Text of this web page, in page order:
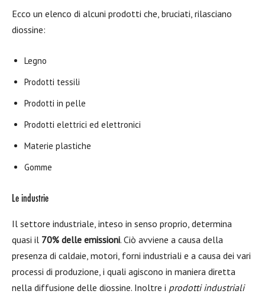
Ecco un elenco di alcuni prodotti che, bruciati, rilasciano
diossine:
Legno
Prodotti tessili
Prodotti in pelle
Prodotti elettrici ed elettronici
Materie plastiche
Gomme
Le industrie
Il settore industriale, inteso in senso proprio, determina
quasi il 70% delle emissioni. Ciò avviene a causa della
presenza di caldaie, motori, forni industriali e a causa dei vari
processi di produzione, i quali agiscono in maniera diretta
nella diffusione delle diossine. Inoltre i prodotti industriali